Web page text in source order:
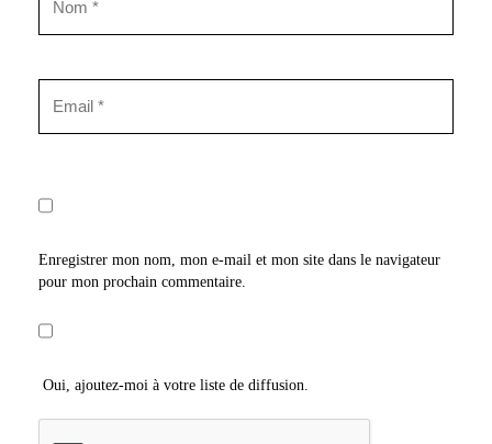
Enregistrer mon nom, mon e-mail et mon site dans le navigateur
pour mon prochain commentaire.
Oui, ajoutez-moi à votre liste de diffusion.